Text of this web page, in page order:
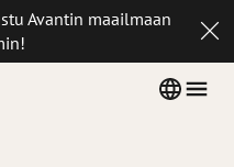
Avantin maailmaan
Country